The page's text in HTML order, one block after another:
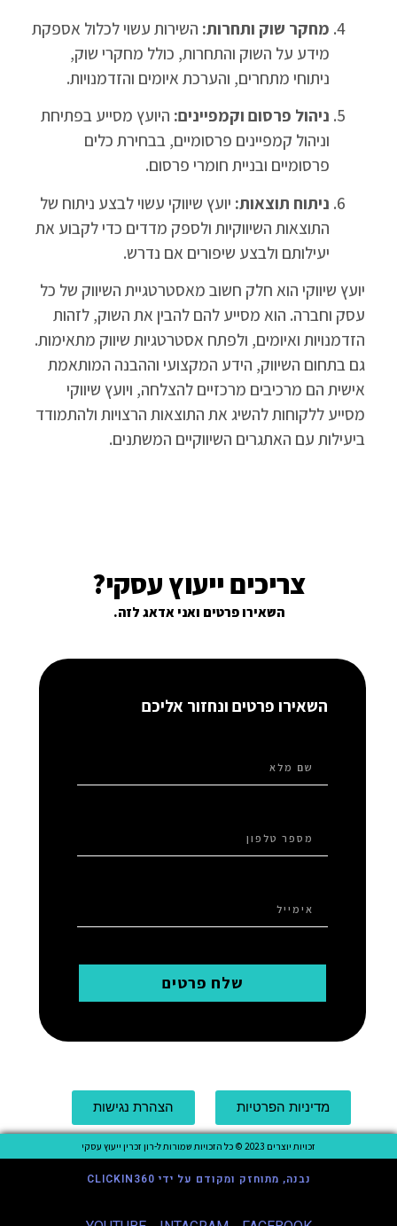
מחקר שוק ותחרות: השירות עשוי לכלול אספקת
מידע על השוק והתחרות, כולל מחקרי שוק,
ניתוחי מתחרים, והערכת איומים והזדמנויות.
ניהול פרסום וקמפיינים: היועץ מסייע בפתיחת
וניהול קמפיינים פרסומיים, בבחירת כלים
פרסומיים ובניית חומרי פרסום.
ניתוח תוצאות: יועץ שיווקי עשוי לבצע ניתוח של
התוצאות השיווקיות ולספק מדדים כדי לקבוע את
יעילותם ולבצע שיפורים אם נדרש.
יועץ שיווקי הוא חלק חשוב מאסטרטגיית השיווק של כל
עסק וחברה. הוא מסייע להם להבין את השוק, לזהות
הזדמנויות ואיומים, ולפתח אסטרטגיות שיווק מתאימות.
גם בתחום השיווק, הידע המקצועי וההבנה המותאמת
אישית הם מרכיבים מרכזיים להצלחה, ויועץ שיווקי
מסייע ללקוחות להשיג את התוצאות הרצויות ולהתמודד
ביעילות עם האתגרים השיווקיים המשתנים.
צריכים ייעוץ עסקי?
השאירו פרטים ואני אדאג לזה.
השאירו פרטים ונחזור אליכם
שלח פרטים
מדיניות הפרטיות הצהרת נגישות
זכויות יוצרים 2023 © כל הזכויות שמורות ל-רון זכרין ייעוץ עסקי
נבנה, מתוחזק ומקודם על ידי CLICKIN360